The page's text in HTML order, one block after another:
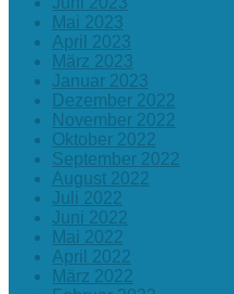
Mai 2023
April 2023
März 2023
Januar 2023
Dezember 2022
November 2022
Oktober 2022
September 2022
August 2022
Juli 2022
Juni 2022
Mai 2022
April 2022
März 2022